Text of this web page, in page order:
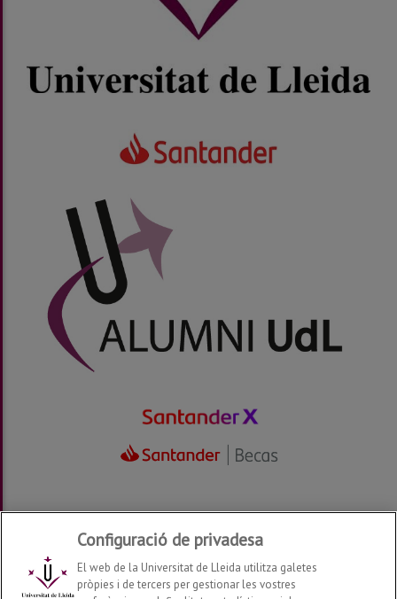
Configuració de privadesa
El web de la Universitat de Lleida utilitza galetes
pròpies i de tercers per gestionar les vostres